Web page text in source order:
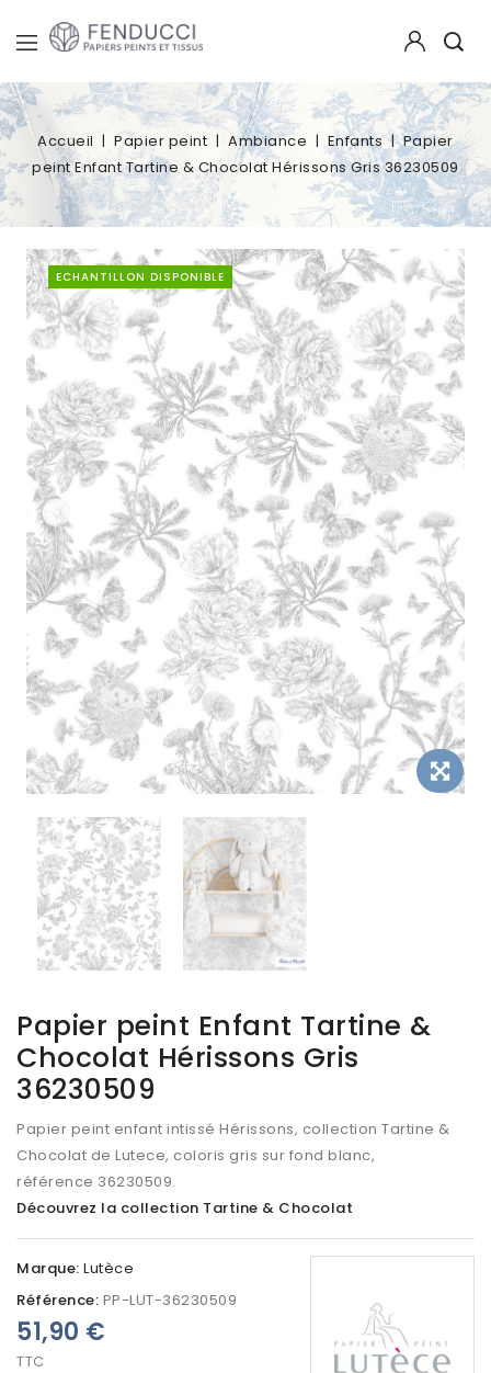
Accueil Papier peint Ambiance Enfants
Papier
peint Enfant Tartine & Chocolat Hérissons Gris 36230509
ECHANTILLON DISPONIBLE
Papier peint Enfant Tartine &
Chocolat Hérissons Gris
36230509
Papier peint enfant intissé Hérissons, collection Tartine &
Chocolat de Lutece, coloris gris sur fond blanc,
référence 36230509.
Découvrez la collection Tartine & Chocolat
Marque: Lutèce
Référence: PP-LUT-36230509
51,90 €
TTC